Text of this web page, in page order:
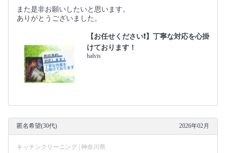
また是非お願いしたいと思います。
ありがとうございました。
【お任せください❗️】丁寧な対応を心掛
けております！
halvis
匿名希望(30代) 2026年02月
キッチンクリーニング | 神奈川県